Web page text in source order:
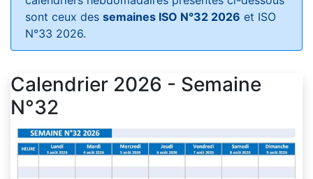
sont ceux des semaines ISO N°32 2026 et ISO
N°33 2026.
Calendrier 2026 - Semaine
N°32